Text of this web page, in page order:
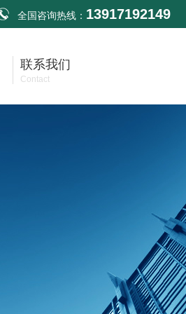
全国咨询热线： 13917192149
联系我们
Contact